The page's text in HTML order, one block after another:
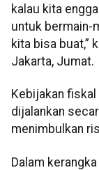
kalau kita
untuk bermain-
kita bisa buat,”
Jakarta, Jumat.
Kebijakan
dijalankan
menimbulkan
Dalam